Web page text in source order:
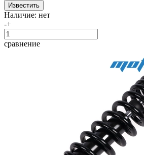
Наличие: нет
-+
сравнение